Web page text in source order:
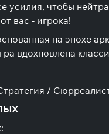
чтобы
вас - игрока!
на эпохе
вдохновлена
/